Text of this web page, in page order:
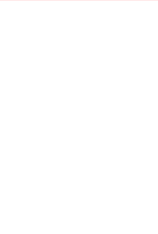
注册公司价格
写字楼_
息_注册信息
务信息_注册
询】-重庆赶
册公司价格
注册_沙坪内
注册公司价格
今日推荐网